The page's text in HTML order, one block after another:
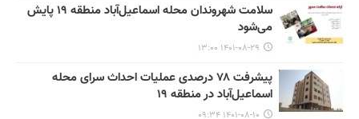
سلامت شهروندان محله اسماعیل‌آباد منطقه ۱۹ پایش
می‌شود
۱۴۰۱-۰۸-۲۹ ۱۳:۰۰
پیشرفت ۷۸ درصدی عملیات احداث سرای محله
اسماعیل‌آباد در منطقه ۱۹
۱۴۰۱-۰۸-۱۰ ۰۹:۳۴